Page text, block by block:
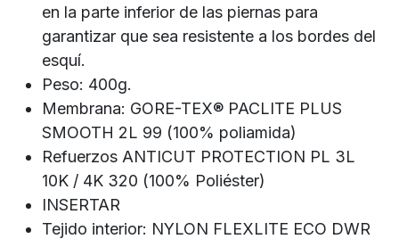
en la parte inferior de las piernas para
garantizar que sea resistente a los bordes del
esquí.
Peso: 400g.
Membrana: GORE-TEX® PACLITE PLUS
SMOOTH 2L 99 (100% poliamida)
Refuerzos ANTICUT PROTECTION PL 3L
10K / 4K 320 (100% Poliéster)
INSERTAR
Tejido interior: NYLON FLEXLITE ECO DWR